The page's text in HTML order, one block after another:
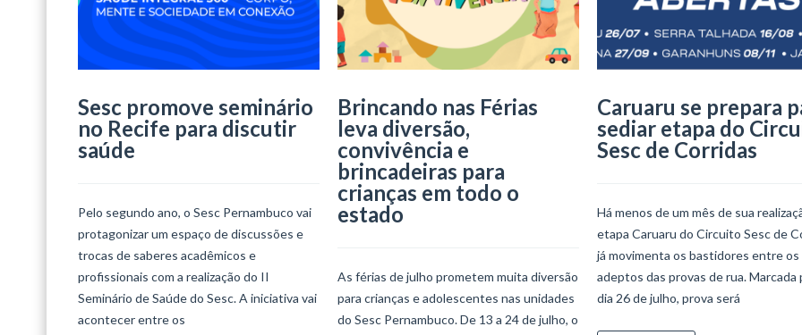
Sesc promove seminário
no Recife para discutir
saúde
Pelo segundo ano, o Sesc Pernambuco vai
protagonizar um espaço de discussões e
trocas de saberes acadêmicos e
profissionais com a realização do II
Seminário de Saúde do Sesc. A iniciativa vai
acontecer entre os
Brincando nas Férias
leva diversão,
convivência e
brincadeiras para
crianças em todo o
estado
As férias de julho prometem muita diversão
para crianças e adolescentes nas unidades
do Sesc Pernambuco. De 13 a 24 de julho, o
Caruaru se prepara
sediar etapa do
Sesc de Corridas
Há menos de um mês de sua
etapa Caruaru do Circuito Sesc de
já movimenta os bastidores entre os
adeptos das provas de rua. Marcada
dia 26 de julho, prova será